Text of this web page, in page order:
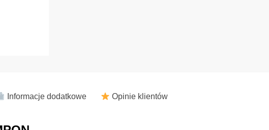
Informacje dodatkowe Opinie klientów